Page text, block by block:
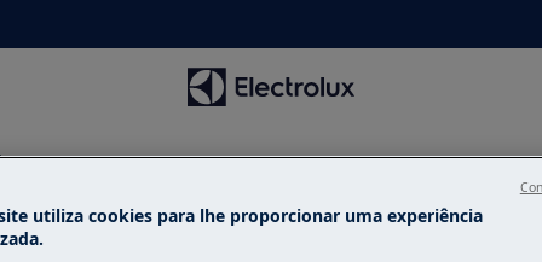
utiliza cookies para lhe proporcionar uma experiência